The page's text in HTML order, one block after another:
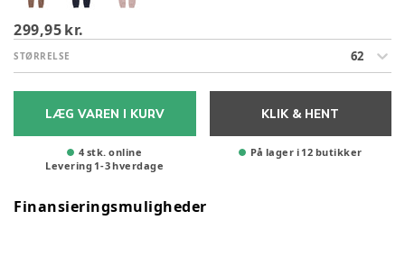
299,95 kr.
STØRRELSE 62
LÆG VAREN I KURV
4 stk. online
Levering 1-3hverdage
KLIK & HENT
På lager i 12 butikker
Finansieringsmuligheder